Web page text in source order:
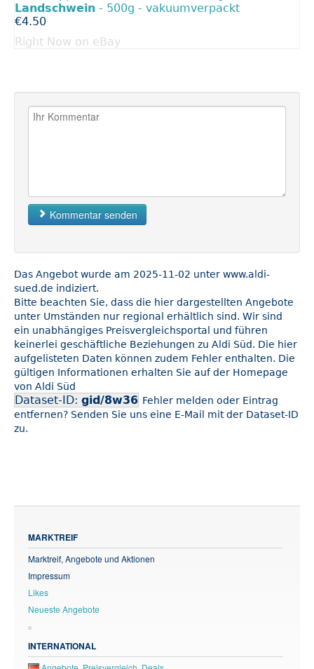
Landschwein - 500g - vakuumverpackt
€4.50
Right Now on eBay
Kommentar senden
Das Angebot wurde am 2025-11-02 unter www.aldi-
sued.de indiziert.
Bitte beachten Sie, dass die hier dargestellten Angebote
unter Umständen nur regional erhältlich sind. Wir sind
ein unabhängiges Preisvergleichsportal und führen
keinerlei geschäftliche Beziehungen zu Aldi Süd. Die hier
aufgelisteten Daten können zudem Fehler enthalten. Die
gültigen Informationen erhalten Sie auf der Homepage
von Aldi Süd
Dataset-ID: gid/8w36 Fehler melden oder Eintrag
entfernen? Senden Sie uns eine E-Mail mit der Dataset-ID
zu.
MARKTREIF
Marktreif, Angebote und Aktionen
Impressum
Likes
Neueste Angebote
INTERNATIONAL